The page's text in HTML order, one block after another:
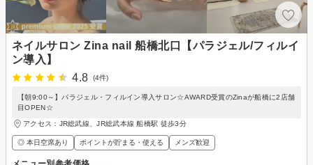
ネイルサロン Zina nail 船橋北口【パラジェル/フィルイ
ン導入】
4.8
(4件)
【朝9:00～】パラジェル・フィルイン導入サロン☆AWARD受賞のZinaが船橋に2店舗
目OPEN☆
アクセス：JR総武線、JR総武本線 船橋駅 徒歩3分
◎ 本日空席あり ポイントが貯まる・使える メンズ歓迎